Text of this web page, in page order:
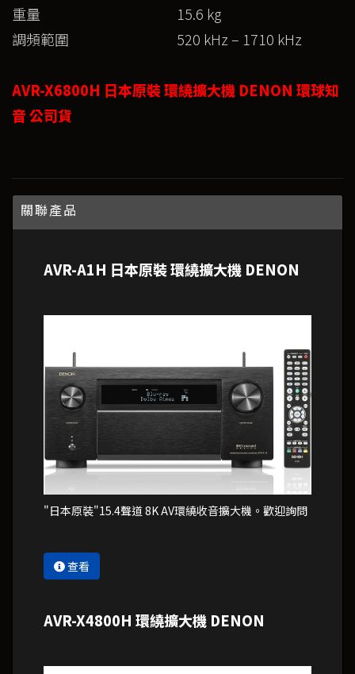
重量
15.6 kg
調頻範圍
520 kHz – 1710 kHz
AVR-X6800H 日本原裝 環繞擴大機 DENON 環球知
音 公司貨
關聯產品
"日本原裝"15.4聲道 8K AV環繞收音擴大機。歡迎詢問
查看
AVR-A1H 日本原裝 環繞擴大機 DENON
AVR-X4800H 環繞擴大機 DENON